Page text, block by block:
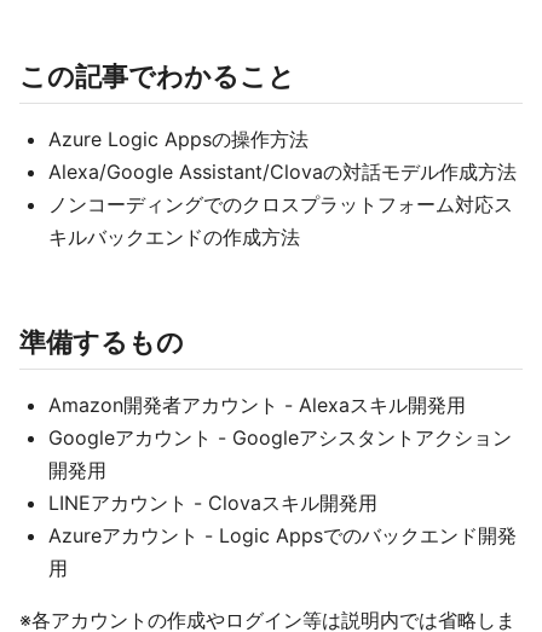
この記事でわかること
Azure Logic Appsの操作方法
Alexa/Google Assistant/Clovaの対話モデル作成方法
ノンコーディングでのクロスプラットフォーム対応ス
キルバックエンドの作成方法
準備するもの
Amazon開発者アカウント - Alexaスキル開発用
Googleアカウント - Googleアシスタントアクション
開発用
LINEアカウント - Clovaスキル開発用
Azureアカウント - Logic Appsでのバックエンド開発
用
※各アカウントの作成やログイン等は説明内では省略しま